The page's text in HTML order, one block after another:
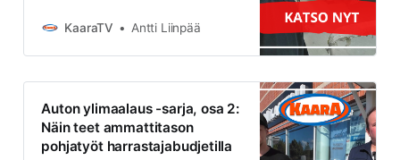
ylimaalausprojektia. Osa 1:
kuntotarkastus ja asiantuntijoiden
vinkit auton kunnostukseen
harrastaja onnistuu
ylimaalausprojektissa
KaaraTV Antti Liinpää
Auton ylimaalaus -sarja, osa 2:
Näin teet ammattitason
pohjatyöt harrastajabudjetilla